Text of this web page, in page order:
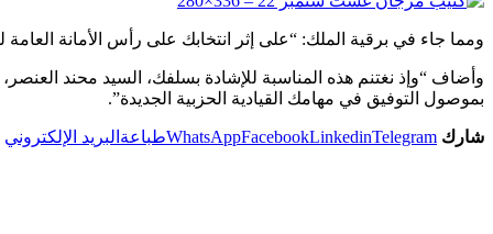
ومما جاء في برقية الملك: “على إثر انتخابك على رأس الأمانة
وأضاف “وإذ نغتنم هذه المناسبة للإشادة بسلفك، السيد محند
بموصول التوفيق في مهامك القيادية الحزبية الجديدة”.
شارك WhatsAppFacebookLinkedinTelegram طباعة البريد الإلكتروني